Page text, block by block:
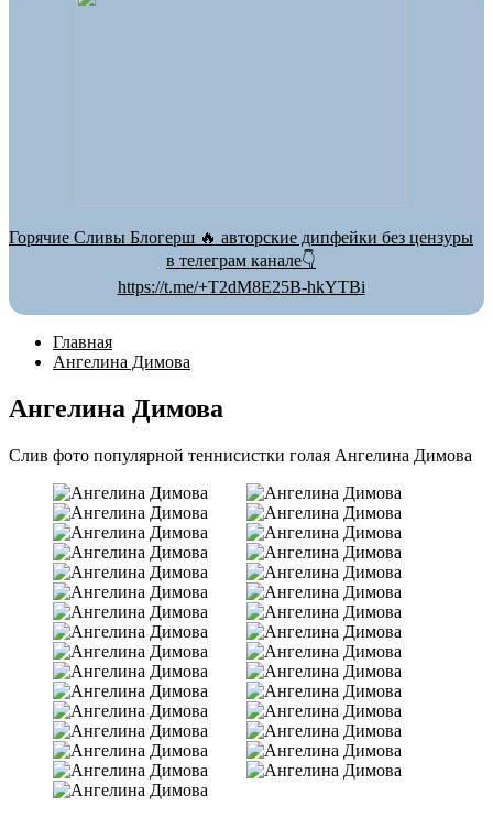
Горячие Сливы Блогерш 🔥 авторские дипфейки без цензуры
в телеграм канале👇
https://t.me/+T2dM8E25B-hkYTBi
Главная
Ангелина Димова
Ангелина Димова
Слив фото популярной теннисистки голая Ангелина Димова